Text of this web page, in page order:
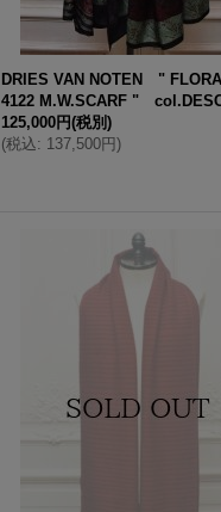
DRIES VAN NOTEN "
4122 M.W.SCARF "
125,000円(税別)
(税込: 137,500円)